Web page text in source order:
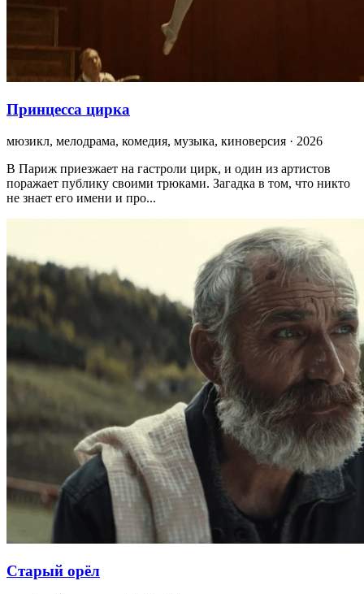
Принцесса цирка
мюзикл, мелодрама, комедия, музыка, киноверсия · 2026
В Париж приезжает на гастроли цирк, и один из артистов
поражает публику своими трюками. Загадка в том, что никто
не знает его имени и про...
Старый орёл